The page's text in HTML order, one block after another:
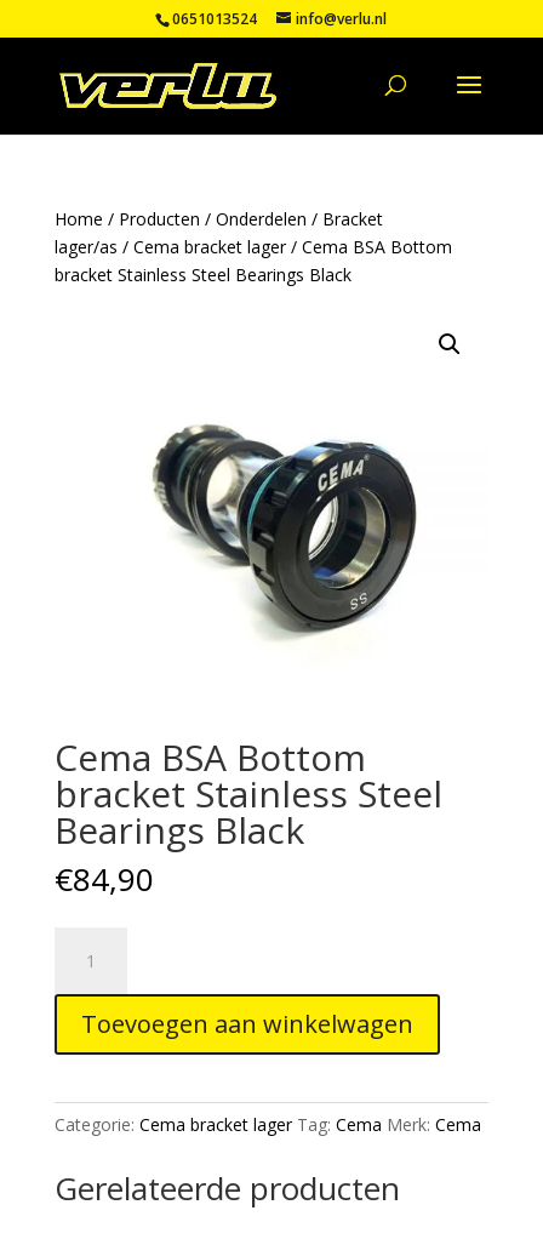
0651013524 info@verlu.nl
Home / Producten / Onderdelen / Bracket
lager/as / Cema bracket lager/ Cema BSA Bottom
bracket Stainless Steel Bearings Black
Cema BSA Bottom
bracket Stainless Steel
Bearings Black
€84,90
Bottom
bracket
Stainless
Bearings
Black
Toevoegen aan winkelwagen
Categorie: Cema bracket lager Tag: Cema Merk: Cema
Gerelateerde producten